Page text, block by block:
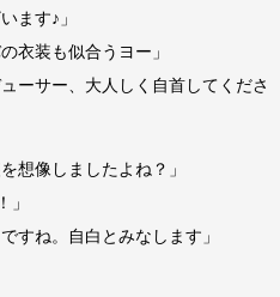
ます♪」
衣装も似合うヨー」
ーサー、大人しく自首してくださ
想像しましたよね？」
」
すね。自白とみなします」